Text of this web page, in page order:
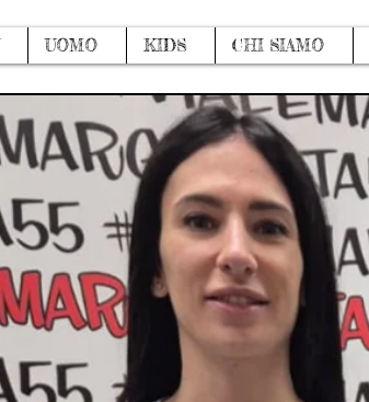
UOMO KIDS CHI SIAMO